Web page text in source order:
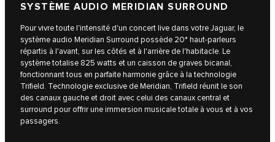
SYSTÈME AUDIO MERIDIAN SURROUND
Pour vivre toute l'intensité d'un concert live dans votre Jaguar, le
système audio Meridian Surround possède 20* haut-parleurs
répartis à l'avant, sur les côtés et à l'arrière de l'habitacle. Le
système totalise 825 watts et un caisson de graves bicanal,
fonctionnant tous en parfaite harmonie grâce à la technologie
Trifield. Technologie exclusive de Meridian, Trifield réunit le son
des canaux gauche et droit avec celui des canaux central et
surround pour offrir une immersion musicale totale à vous et à vos
passagers.